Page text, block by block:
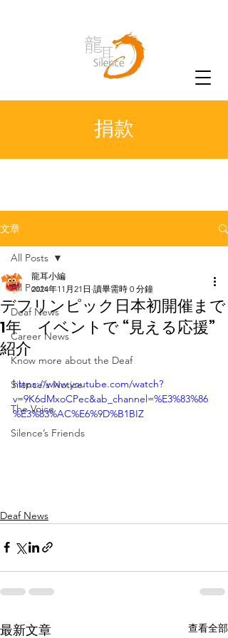
捐款
文章
All Posts
Deaf News
Career News
Know more about the Deaf
Silence's Notice
The Voice
Silence’s Friends
All Posts
デフリンピック日本初開催まで
1年 イベントで “見える応援”
紹介
龍耳小編
2024年11月21日 讀畢需時 0 分鐘
https://www.youtube.com/watch?
v=9K6dMxoCPec&ab_channel=%E3%83%86
%E3%83%AC%E6%9D%B1BIZ
Deaf News
最新文章 查看全部